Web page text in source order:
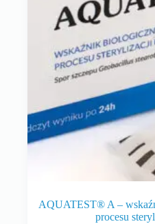
AQUATEST® A –
procesu